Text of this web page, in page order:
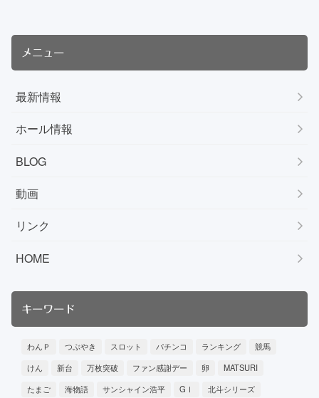
メニュー
最新情報
ホール情報
BLOG
動画
リンク
HOME
キーワード
わんＰ つぶやき スロット パチンコ ランキング
競馬
けん
新台 万枚突破 ファン感謝デー 卵
MATSURI
たまご
海物語 サンシャイン浩平 GⅠ 北斗シリーズ